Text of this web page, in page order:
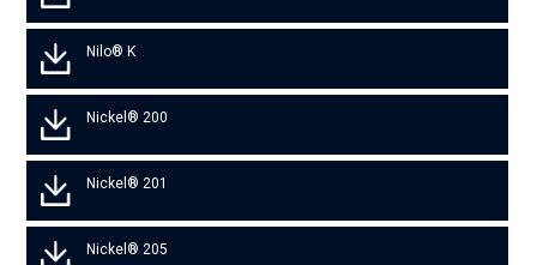
Nilo® K
Nickel® 200
Nickel® 201
Nickel® 205